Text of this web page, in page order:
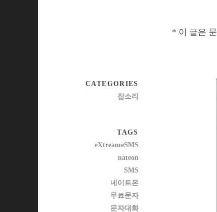
* 이 글은
CATEGORIES
잡소리
TAGS
eXtreameSMS
nateon
SMS
네이트온
무료문자
문자대화